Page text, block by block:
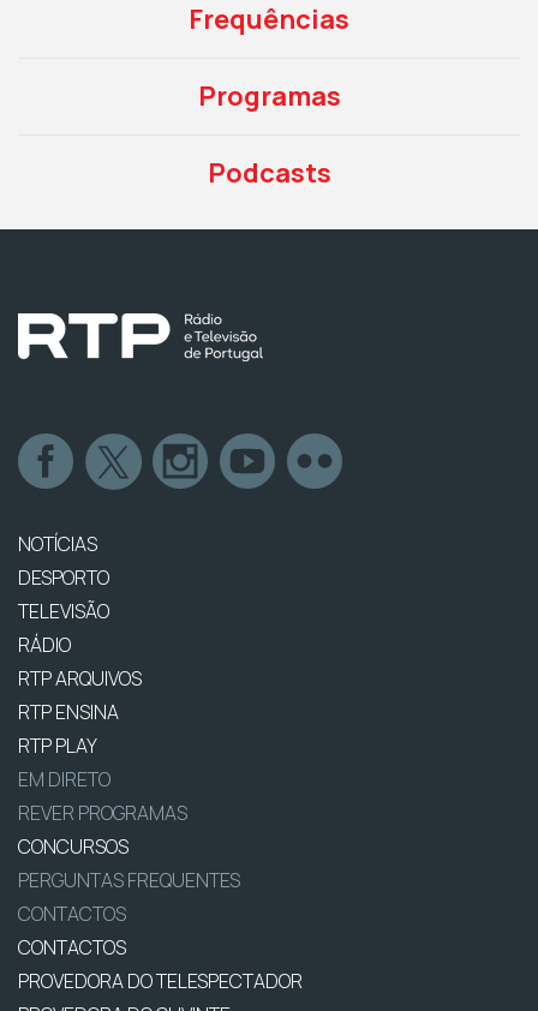
Frequências
Programas
Podcasts
NOTÍCIAS
DESPORTO
TELEVISÃO
RÁDIO
RTP ARQUIVOS
RTP ENSINA
RTP PLAY
EM DIRETO
REVER PROGRAMAS
CONCURSOS
PERGUNTAS FREQUENTES
CONTACTOS
CONTACTOS
PROVEDORA DO TELESPECTADOR